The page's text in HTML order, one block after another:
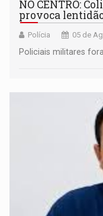
NO CENTRO:
provoca
Polícia 05 de
Policiais militares